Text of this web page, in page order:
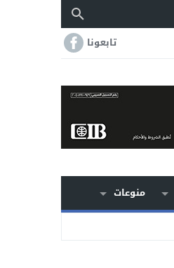
تابعونا
منوعات